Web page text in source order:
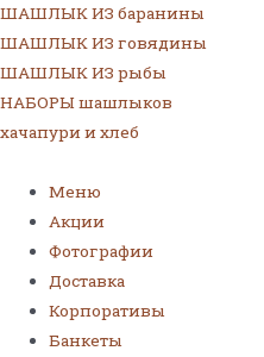
ШАШЛЫК ИЗ баранины
ШАШЛЫК ИЗ говядины
ШАШЛЫК ИЗ рыбы
НАБОРЫ шашлыков
хачапури и хлеб
Меню
Акции
Фотографии
Доставка
Корпоративы
Банкеты